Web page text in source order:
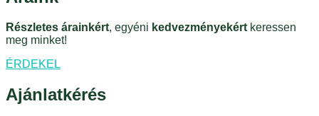
Részletes árainkért, egyéni kedvezményekért keressen
meg minket!
ÉRDEKEL
Ajánlatkérés